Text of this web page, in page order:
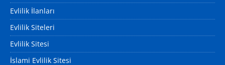
Evlilik İlanları
Evlilik Siteleri
Evlilik Sitesi
İslami Evlilik Sitesi